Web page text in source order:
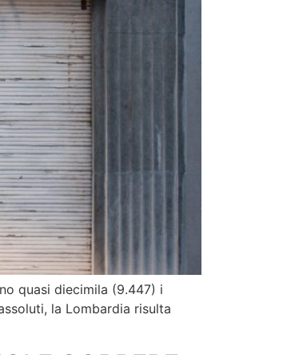
quasi diecimila (9.447) i
la Lombardia risulta